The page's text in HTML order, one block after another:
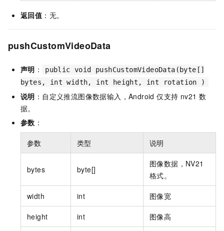
返回值 ：无。
pushCustomVideoData
声明 ：
public void pushCustomVideoData(byte[]
bytes, int width, int height, int rotation )
说明 ：自定义推流图像数据输入，Android 仅支持 nv21 数
据。
参数 ：
参数 类型 说明
bytes byte[]
图像数据，NV21
格式。
width int 图像宽
height int 图像高